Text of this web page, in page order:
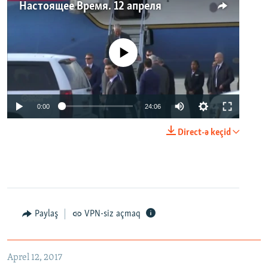
Настоящее Время. 12 апреля
No media source currently available
0:00 24:06
Direct-ə keçid
Paylaş VPN-siz açmaq
Aprel 12, 2017